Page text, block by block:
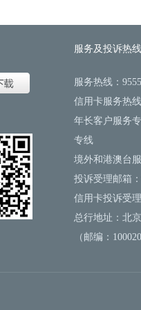
服务及投诉热线
服务热线：
信用卡服务热
年长客户服务
专线
境外和港澳台
投诉受理邮箱
信用卡投诉受
总行地址：北
（邮编：100020